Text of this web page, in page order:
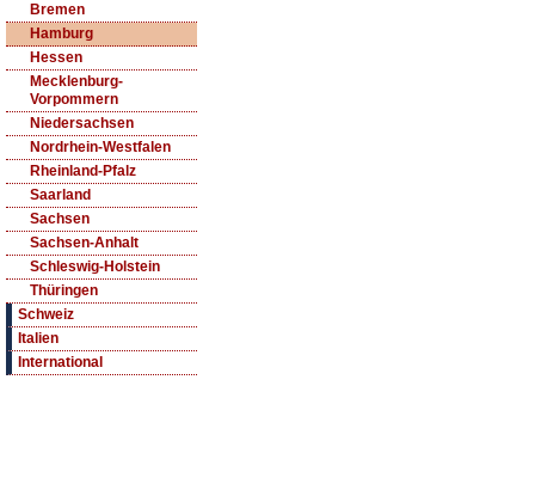
Bremen
Hamburg
Hessen
Mecklenburg-
Vorpommern
Niedersachsen
Nordrhein-Westfalen
Rheinland-Pfalz
Saarland
Sachsen
Sachsen-Anhalt
Schleswig-Holstein
Thüringen
Schweiz
Italien
International